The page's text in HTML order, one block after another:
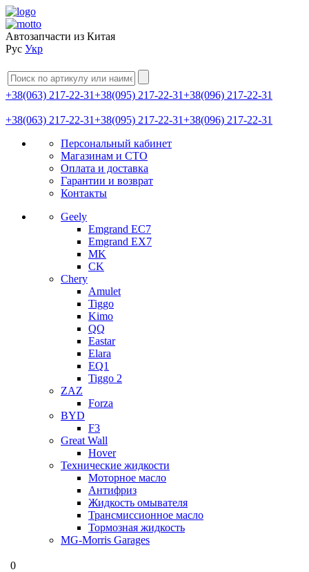
Автозапчасти из Китая
Рус Укр
+38(063) 217-22-31+38(095) 217-22-31+38(096) 217-22-31
+38(063) 217-22-31+38(095) 217-22-31+38(096) 217-22-31
Персональный кабинет
Магазинам и СТО
Оплата и доставка
Гарантии и возврат
Контакты
Geely
Emgrand EC7
Emgrand EX7
MK
CK
Chery
Amulet
Tiggo
Kimo
QQ
Eastar
Elara
EQ1
Tiggo 2
ZAZ
Forza
BYD
F3
Great Wall
Hover
Технические жидкости
Моторное масло
Антифриз
Жидкость омывателя
Трансмиссионное масло
Тормозная жидкость
MG-Morris Garages
0